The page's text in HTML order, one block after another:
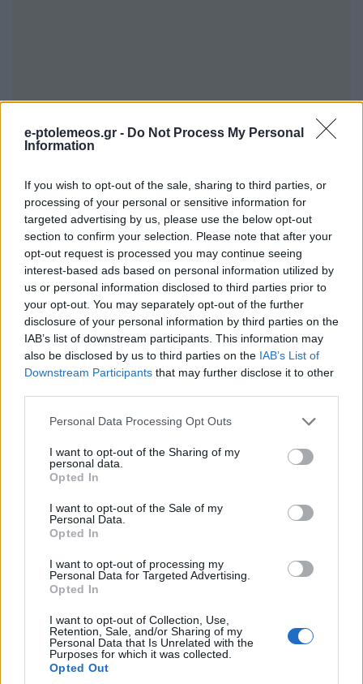
e-ptolemeos.gr - Do Not Process My Personal
Information
If you wish to opt-out of the sale, sharing to third parties, or
processing of your personal or sensitive information for
targeted advertising by us, please use the below opt-out
section to confirm your selection. Please note that after your
opt-out request is processed you may continue seeing
interest-based ads based on personal information utilized by
us or personal information disclosed to third parties prior to
your opt-out. You may separately opt-out of the further
disclosure of your personal information by third parties on the
IAB’s list of downstream participants. This information may
also be disclosed by us to third parties on the IAB’s List of
Downstream Participants that may further disclose it to other
Please note that this website/app uses one or more Google
not limited to your visit or usage behaviour. You may click to
grant or deny consent to Google and its third-party tags to
use your data for below specified purposes in below Google
consent section.
Personal Data Processing Opt Outs
I want to opt-out of the Sharing of my
personal data.
Opted In
I want to opt-out of the Sale of my
Personal Data.
Opted In
I want to opt-out of processing my
Personal Data for Targeted Advertising.
Opted In
I want to opt-out of Collection, Use,
Retention, Sale, and/or Sharing of my
Personal Data that Is Unrelated with the
Purposes for which it was collected.
Opted Out
Όπως αναφέραμε και στην αρχική ανακοίνωση
της λύσης της συνεργασίας με τον κ. Ιωαννίδη,
τον ευχαριστούμε για την προσφορά του στο
Σύλλογο και του ευχόμαστε καλή συνέχεια
στην προπονητική του καριέρα.
Το ΦΣ Εορδαϊκός συνεχίζει να προσπαθεί για
την επίτευξη του στόχου που δεν είναι άλλος
από την άνοδο του Συλλόγου στη Γ’ Εθνική.
Όλοι μαζί θα τα καταφέρουμε».
ΔΣ ΦΣ Εορδαϊκός
Απαραίτητη η στήριξη των
φιλάθλων στο ευοίωνο
Ραγδαίες εξελίξεις στον